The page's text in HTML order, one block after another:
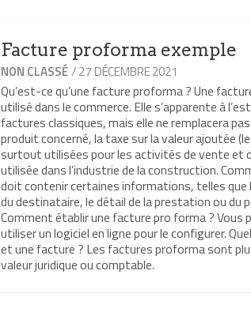
Facture proforma exemple
NON CLASSÉ/ 27 DÉCEMBRE 2021
Qu’est-ce qu’une facture proforma ? Une
utilisé dans le commerce. Elle s’apparente à
factures classiques, mais elle ne remplacera
produit concerné, la taxe sur la valeur ajoutée
surtout utilisées pour les activités de vente et
utilisée dans l’industrie de la construction.
doit contenir certaines informations, telles que
du destinataire, le détail de la prestation ou du
Comment établir une facture pro forma ? Vous
utiliser un logiciel en ligne pour le configurer.
et une facture ? Les factures proforma sont
valeur juridique ou comptable.